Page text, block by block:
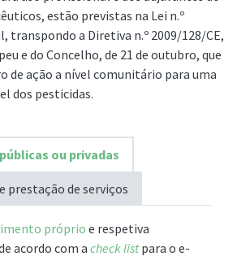
estão previstas na Lei n.º
transpondo a Diretiva n.º 2009/128/CE,
e do Concelho, de 21 de outubro, que
de ação a nível comunitário para uma
dos pesticidas.
ou privadas
prestação de serviços
próprio e respetiva
acordo com a check listpara o e-